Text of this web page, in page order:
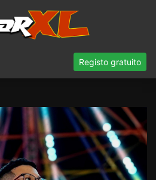
Registo gratuito